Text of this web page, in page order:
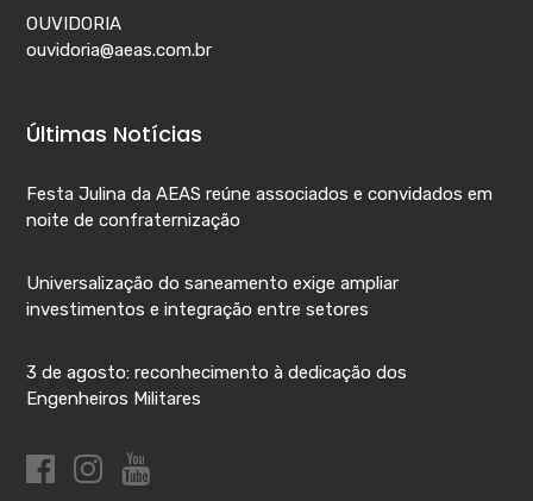
OUVIDORIA
ouvidoria@aeas.com.br
Últimas Notícias
Festa Julina da AEAS reúne associados e convidados em
noite de confraternização
Universalização do saneamento exige ampliar
investimentos e integração entre setores
3 de agosto: reconhecimento à dedicação dos
Engenheiros Militares